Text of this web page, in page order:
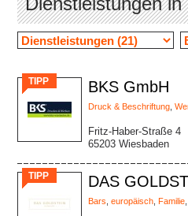
TIPP BKS GmbH
Druck & Beschriftung
Fritz-Haber-Straße 4
65203 Wiesbaden
TIPP DAS
Bars europäisch Familie